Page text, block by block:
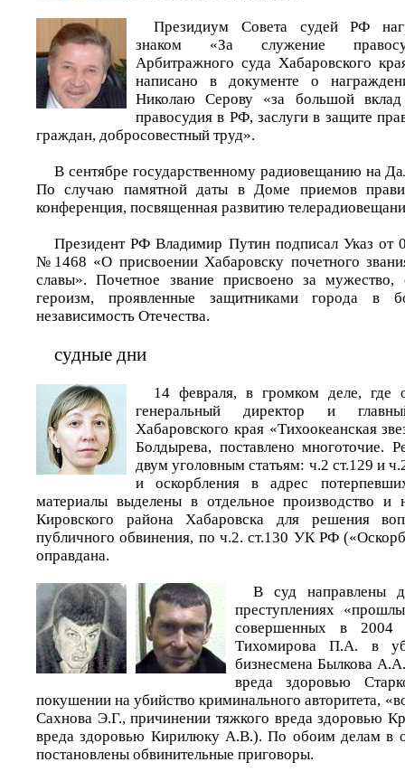
Президиум Совета судей РФ
знаком «За служение
Арбитражного суда Хабаровского
написано в документе о
Николаю Серову «за большой вклад
правосудия в РФ, заслуги в защите
граждан, добросовестный труд».
В сентябре государственному радиовещанию на
По случаю памятной даты в Доме приемов
конференция, посвященная развитию
Президент РФ Владимир Путин подписал Указ от
№1468 «О присвоении Хабаровску почетного
славы». Почетное звание присвоено за мужество,
героизм, проявленные защитниками города в
независимость Отечества.
судные дни
14 февраля, в громком деле, где
генеральный директор и
Хабаровского края «Тихоокеанская
Болдырева, поставлено многоточие.
двум уголовным статьям: ч.2 ст.129 и
и оскорбления в адрес
материалы выделены в отдельное производство и
Кировского района Хабаровска для решения
публичного обвинения, по ч.2. ст.130 УК РФ
оправдана.
В суд направлены
преступлениях
совершенных в 2004
Тихомирова П.А. в
бизнесмена Былкова
вреда здоровью
покушении на убийство криминального авторитета,
Сахнова Э.Г., причинении тяжкого вреда здоровью
вреда здоровью Кирилюку А.В.). По обоим делам в
постановлены обвинительные приговоры.